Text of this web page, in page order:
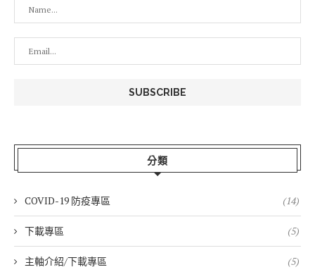
分類
COVID-19 防疫專區 (14)
下載專區 (5)
主軸介紹/下載專區 (5)